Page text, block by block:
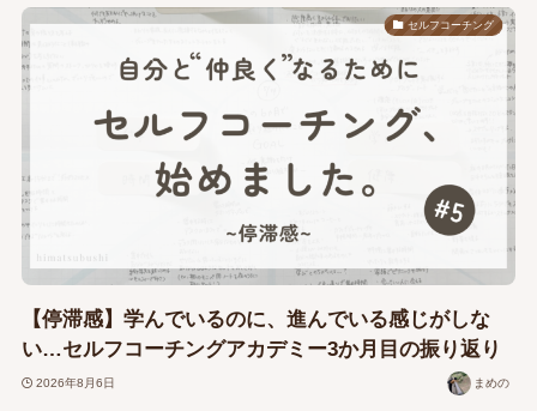
セルフコーチング
【停滞感】学んでいるのに、進んでいる感じがしな
い…セルフコーチングアカデミー3か月目の振り返り
2026年8月6日 まめの